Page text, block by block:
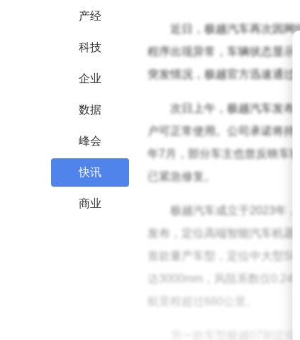
产经
科技
企业
数据
峰会
快讯
商业
近日，极越汽车再次因
程序出现异常，车辆状态显示
突发情况，极越官方迅速通
次日上午，极越汽车发
户可正常使用。公司承诺将
年7月，部分车主也曾反映车
已紧急修复。
极越汽车成立于2023年
发布，定位高端智能汽车机
首款量产车型，定位中大型
达3000mm，风阻系数仅